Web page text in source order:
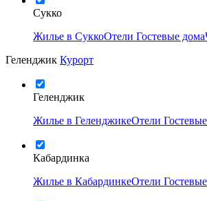
Сукко
Жилье в СуккоОтели Гостевые дома
Геленджик Курорт
Геленджик
Жилье в ГеленджикеОтели
Кабардинка
Жилье в КабардинкеОтели